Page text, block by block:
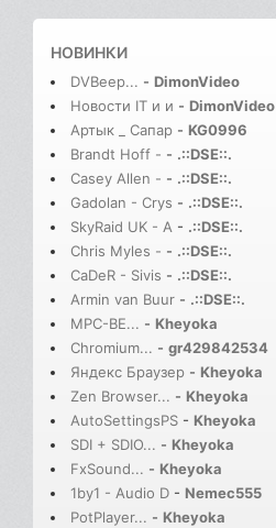
НОВИНКИ
DVBeep... - DimonVideo
Новости IT и и - DimonVideo
Артык _ Сапар - KG0996
Brandt Hoff - - .::DSE::.
Casey Allen - - .::DSE::.
Gadolan - Crys - .::DSE::.
SkyRaid UK - A - .::DSE::.
Chris Myles - - .::DSE::.
CaDeR - Sivis - .::DSE::.
Armin van Buur - .::DSE::.
MPC-BE... - Kheyoka
Chromium... - gr429842534
Яндекс Браузер - Kheyoka
Zen Browser... - Kheyoka
AutoSettingsPS - Kheyoka
SDI + SDIO... - Kheyoka
FxSound... - Kheyoka
1by1 - Audio D - Nemec555
PotPlayer... - Kheyoka